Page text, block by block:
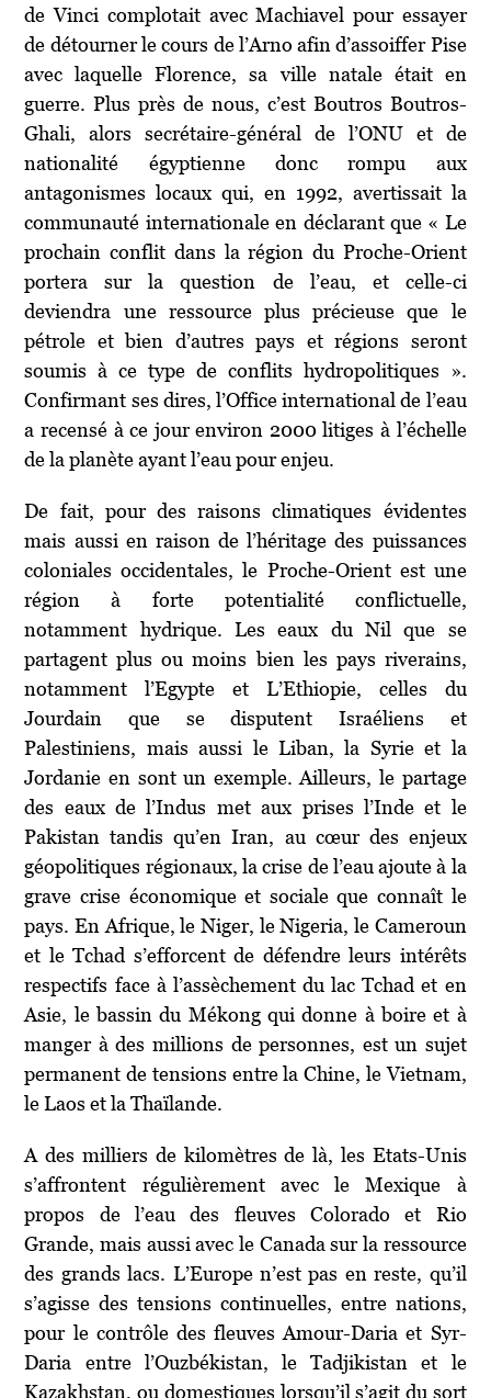
de Vinci complotait avec Machiavel pour essayer
de détourner le cours de l’Arno afin d’assoiffer Pise
avec laquelle Florence, sa ville natale était en
guerre. Plus près de nous, c’est Boutros Boutros-
Ghali, alors secrétaire-général de l’ONU et de
nationalité égyptienne donc rompu aux
antagonismes locaux qui, en 1992, avertissait la
communauté internationale en déclarant que « Le
prochain conflit dans la région du Proche-Orient
portera sur la question de l’eau, et celle-ci
deviendra une ressource plus précieuse que le
pétrole et bien d’autres pays et régions seront
soumis à ce type de conflits hydropolitiques ».
Confirmant ses dires, l’Office international de l’eau
a recensé à ce jour environ 2000 litiges à l’échelle
de la planète ayant l’eau pour enjeu.
De fait, pour des raisons climatiques évidentes
mais aussi en raison de l’héritage des puissances
coloniales occidentales, le Proche-Orient est une
région à forte potentialité conflictuelle,
notamment hydrique. Les eaux du Nil que se
partagent plus ou moins bien les pays riverains,
notamment l’Egypte et L’Ethiopie, celles du
Jourdain que se disputent Israéliens et
Palestiniens, mais aussi le Liban, la Syrie et la
Jordanie en sont un exemple. Ailleurs, le partage
des eaux de l’Indus met aux prises l’Inde et le
Pakistan tandis qu’en Iran, au cœur des enjeux
géopolitiques régionaux, la crise de l’eau ajoute à la
grave crise économique et sociale que connaît le
pays. En Afrique, le Niger, le Nigeria, le Cameroun
et le Tchad s’efforcent de défendre leurs intérêts
respectifs face à l’assèchement du lac Tchad et en
Asie, le bassin du Mékong qui donne à boire et à
manger à des millions de personnes, est un sujet
permanent de tensions entre la Chine, le Vietnam,
le Laos et la Thaïlande.
A des milliers de kilomètres de là, les Etats-Unis
s’affrontent régulièrement avec le Mexique à
propos de l’eau des fleuves Colorado et Rio
Grande, mais aussi avec le Canada sur la ressource
des grands lacs. L’Europe n’est pas en reste, qu’il
s’agisse des tensions continuelles, entre nations,
pour le contrôle des fleuves Amour-Daria et Syr-
Daria entre l’Ouzbékistan, le Tadjikistan et le
Kazakhstan, ou domestiques lorsqu’il s’agit du sort